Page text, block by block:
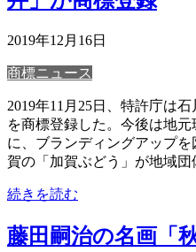
2019年12月16日
商標ニュース
2019年11月25日、特許庁は
を商標登録した。今後は地
に、ブランディングアップ
賀の「加賀ぶどう」が地域
続きを読む
藤田嗣治の名画「